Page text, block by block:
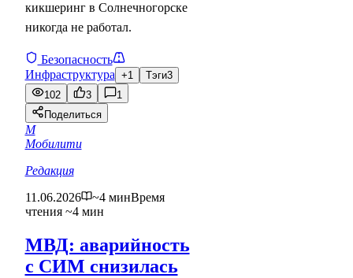
кикшеринг в Солнечногорске
никогда не работал.
Безопасность
Инфраструктура +1 Тэги3
102
3
1
Поделиться
М
Мобилити
Редакция
11.06.2026
~4 минВремя
чтения ~4 мин
МВД: аварийность
с СИМ снизилась